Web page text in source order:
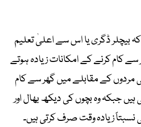
بیچلر ڈگری یا اس سے اعلیٰ تعلیم
سے کام کرنے کے امکانات زیادہ ہوتے
مردوں کے مقابلے میں گھر سے کام
ہیں جبکہ وہ بچوں کی دیکھ بھال اور
نسبتاً زیادہ وقت صرف کرتی ہیں۔